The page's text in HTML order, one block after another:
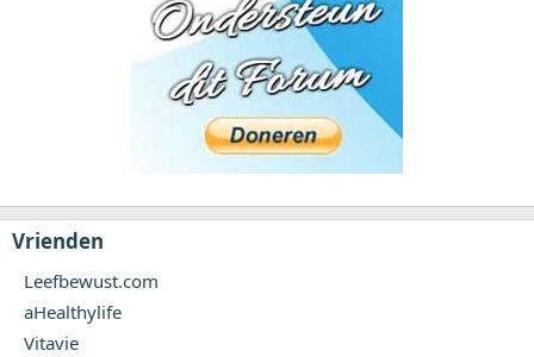
Vrienden
Leefbewust.com
aHealthylife
Vitavie